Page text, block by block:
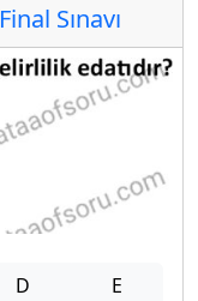
Sınavı
D E